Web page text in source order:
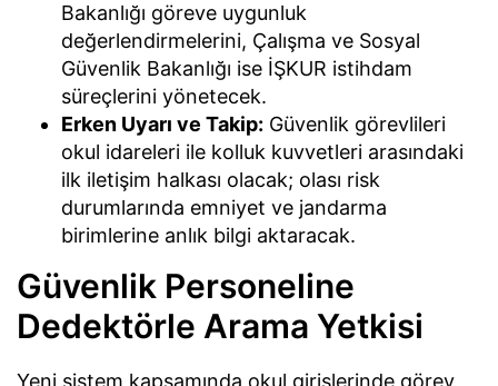
Bakanlığı göreve uygunluk
değerlendirmelerini, Çalışma ve Sosyal
Güvenlik Bakanlığı ise İŞKUR istihdam
süreçlerini yönetecek.
Erken Uyarı ve Takip: Güvenlik görevlileri
okul idareleri ile kolluk kuvvetleri arasındaki
ilk iletişim halkası olacak; olası risk
durumlarında emniyet ve jandarma
birimlerine anlık bilgi aktaracak.
Güvenlik Personeline
Dedektörle Arama Yetkisi
Yeni sistem kapsamında okul girişlerinde görev